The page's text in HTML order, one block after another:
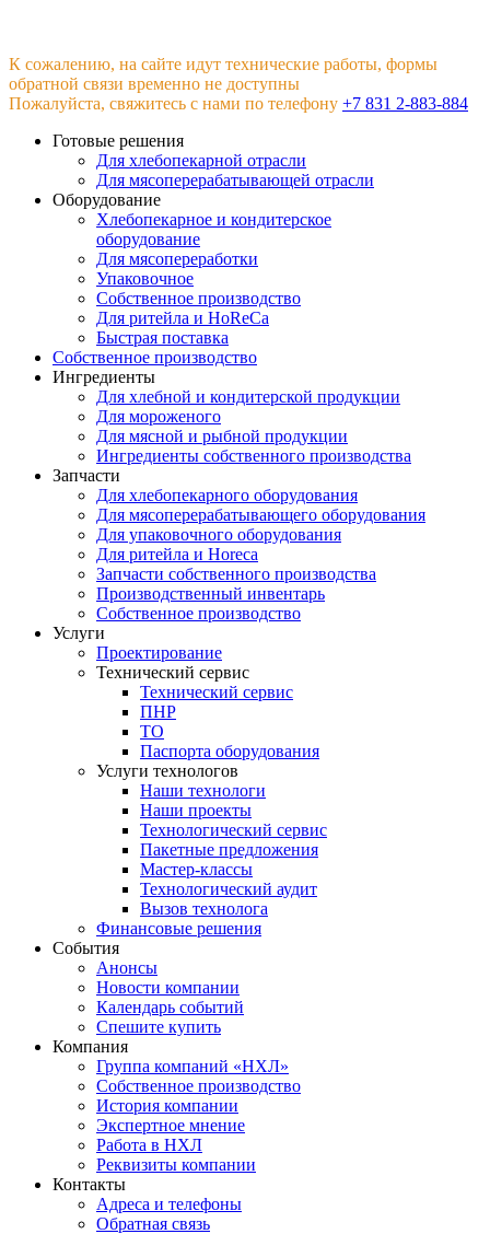
К сожалению, на сайте идут технические работы, формы
обратной связи временно не доступны
Пожалуйста, свяжитесь с нами по телефону +7 831 2-883-884
Готовые решения
Для хлебопекарной отрасли
Для мясоперерабатывающей отрасли
Оборудование
Хлебопекарное и кондитерское
оборудование
Для мясопереработки
Упаковочное
Собственное производство
Для ритейла и HoReCa
Быстрая поставка
Собственное производство
Ингредиенты
Для хлебной и кондитерской продукции
Для мороженого
Для мясной и рыбной продукции
Ингредиенты собственного производства
Запчасти
Для хлебопекарного оборудования
Для мясоперерабатывающего оборудования
Для упаковочного оборудования
Для ритейла и Horeca
Запчасти собственного производства
Производственный инвентарь
Собственное производство
Услуги
Проектирование
Технический сервис
Технический сервис
ПНР
ТО
Паспорта оборудования
Услуги технологов
Наши технологи
Наши проекты
Технологический сервис
Пакетные предложения
Мастер-классы
Технологический аудит
Вызов технолога
Финансовые решения
События
Анонсы
Новости компании
Календарь событий
Спешите купить
Компания
Группа компаний «НХЛ»
Собственное производство
История компании
Экспертное мнение
Работа в НХЛ
Реквизиты компании
Контакты
Адреса и телефоны
Обратная связь